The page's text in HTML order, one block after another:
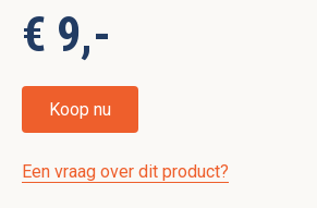
€ 9,-
Koop nu
Een vraag over dit product?